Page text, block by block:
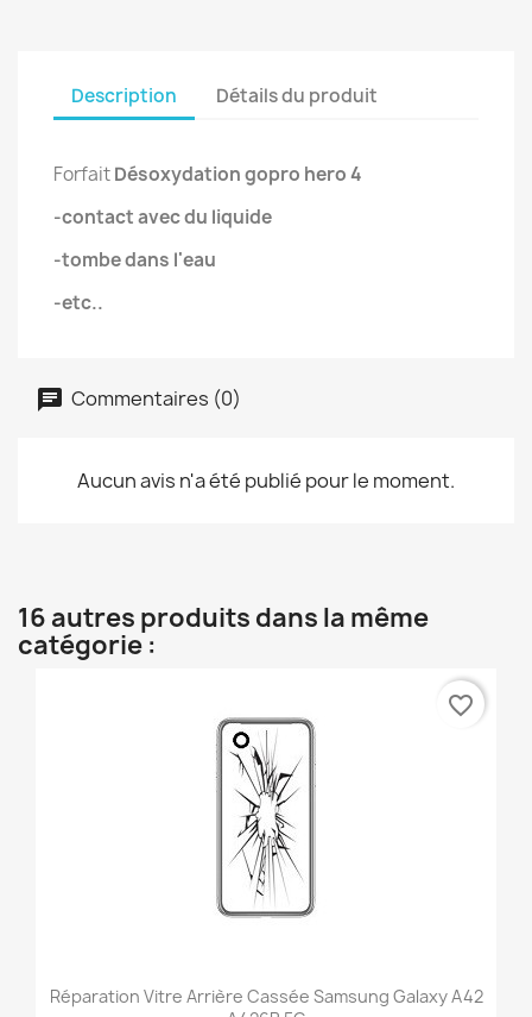
Description Détails du produit
ForfaitDésoxydation gopro hero 4
-contact avec du liquide
-tombe dans l'eau
-etc..
Commentaires (0)
Aucun avis n'a été publié pour le moment.
16 autres produits dans la même
catégorie :
Réparation Vitre Arrière Cassée Samsung Galaxy A42
favorite_border